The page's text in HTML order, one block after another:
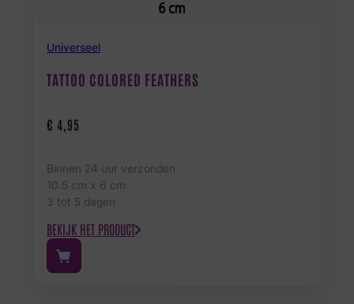
Universeel
TATTOO COLORED FEATHERS
€ 4,95
Binnen 24 uur verzonden
10.5 cm x 6 cm
3 tot 5 dagen
BEKIJK HET PRODUCT